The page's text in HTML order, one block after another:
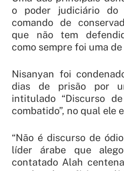
o poder judiciário
comando de
que não tem
como sempre foi uma
Nisanyan foi
dias de prisão por
intitulado “Discurso
combatido”, no qual ele
“Não é discurso de
líder árabe que
contatado Alah